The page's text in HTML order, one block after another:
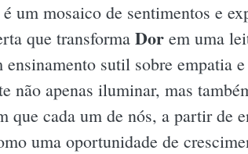
um mosaico de sentimentos e
que transforma Dor em uma
sutil sobre empatia
não apenas iluminar, mas
que cada um de nós, a partir de
uma oportunidade de